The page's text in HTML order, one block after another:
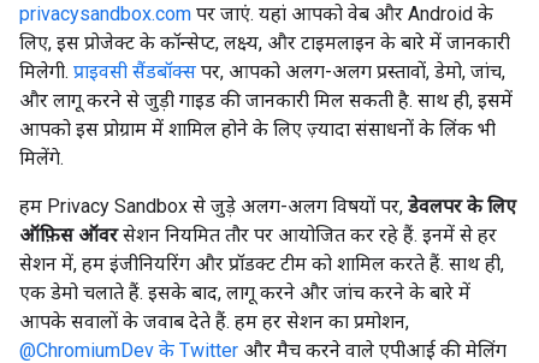
privacysandbox.com पर जाएं. यहां आपको वेब और Android के
लिए, इस प्रोजेक्ट के कॉन्सेप्ट, लक्ष्य, और टाइमलाइन के बारे में जानकारी
मिलेगी. प्राइवसी सैंडबॉक्स पर, आपको अलग-अलग प्रस्तावों, डेमो, जांच,
और लागू करने से जुड़ी गाइड की जानकारी मिल सकती है. साथ ही, इसमें
आपको इस प्रोग्राम में शामिल होने के लिए ज़्यादा संसाधनों के लिंक भी
मिलेंगे.
हम Privacy Sandbox से जुड़े अलग-अलग विषयों पर, डेवलपर के लिए
ऑफ़िस ऑवरसेशन नियमित तौर पर आयोजित कर रहे हैं. इनमें से हर
सेशन में, हम इंजीनियरिंग और प्रॉडक्ट टीम को शामिल करते हैं. साथ ही,
एक डेमो चलाते हैं. इसके बाद, लागू करने और जांच करने के बारे में
आपके सवालों के जवाब देते हैं. हम हर सेशन का प्रमोशन,
@ChromiumDev के Twitter और मैच करने वाले एपीआई की मेलिंग